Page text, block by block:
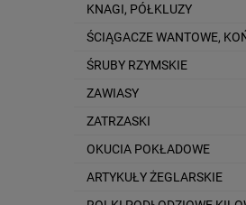
KNAGI, PÓŁKLUZY
ŚCIĄGACZE WANTOWE,
ŚRUBY RZYMSKIE
ZAWIASY
ZATRZASKI
OKUCIA POKŁADOWE
ARTYKUŁY ŻEGLARSKIE